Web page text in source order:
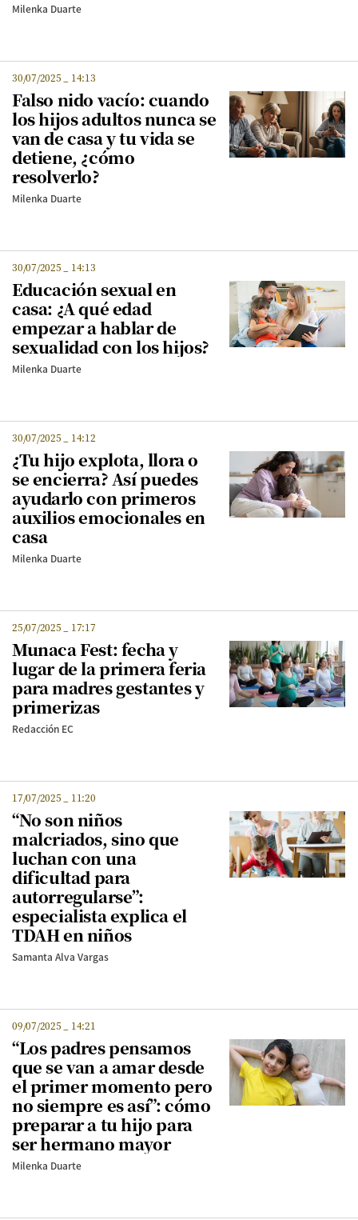
Milenka Duarte
30/07/2025 14:13
Falso nido vacío: cuando
los hijos adultos nunca se
van de casa y tu vida se
detiene, ¿cómo
resolverlo?
Milenka Duarte
30/07/2025 14:13
Educación sexual en
casa: ¿A qué edad
empezar a hablar de
sexualidad con los hijos?
Milenka Duarte
30/07/2025 14:12
¿Tu hijo explota, llora o
se encierra? Así puedes
ayudarlo con primeros
auxilios emocionales en
casa
Milenka Duarte
25/07/2025 17:17
Munaca Fest: fecha y
lugar de la primera feria
para madres gestantes y
primerizas
Redacción EC
17/07/2025 11:20
“No son niños
malcriados, sino que
luchan con una
dificultad para
autorregularse”:
especialista explica el
TDAH en niños
Samanta Alva Vargas
09/07/2025 14:21
“Los padres pensamos
que se van a amar desde
el primer momento pero
no siempre es así”: cómo
preparar a tu hijo para
ser hermano mayor
Milenka Duarte